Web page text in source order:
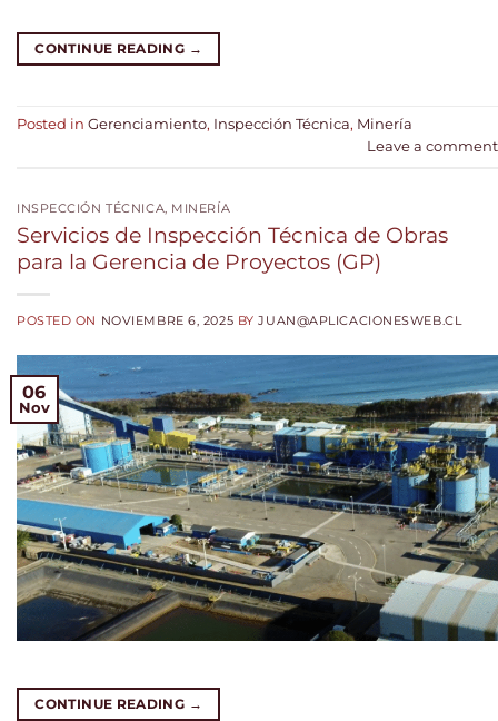
CONTINUE READING →
Posted in Gerenciamiento, Inspección Técnica, Minería
Leave a comment
INSPECCIÓN TÉCNICA, MINERÍA
Servicios de Inspección Técnica de Obras
para la Gerencia de Proyectos (GP)
POSTED ON NOVIEMBRE 6, 2025 BYJUAN@APLICACIONESWEB.CL
06
Nov
CONTINUE READING →